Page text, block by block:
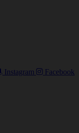
Instagram
Facebook